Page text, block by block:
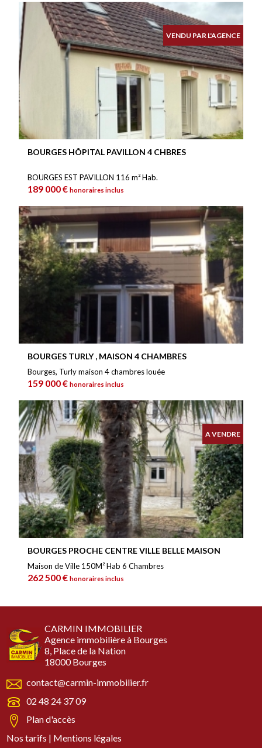
VENDU PAR L'AGENCE
BOURGES HÔPITAL PAVILLON 4 CHBRES
BOURGES EST PAVILLON 116 m² Hab.
189 000 €honoraires inclus
BOURGES TURLY , MAISON 4 CHAMBRES
Bourges, Turly maison 4 chambres louée
159 000 €honoraires inclus
A VENDRE
BOURGES PROCHE CENTRE VILLE BELLE MAISON
Maison de Ville 150M² Hab 6 Chambres
262 500 €honoraires inclus
CARMIN IMMOBILIER
Agence immobilière à Bourges
8, Place de la Nation
18000 Bourges
contact@carmin-immobilier.fr
02 48 24 37 09
Plan d'accès
Nos tarifs | Mentions légales